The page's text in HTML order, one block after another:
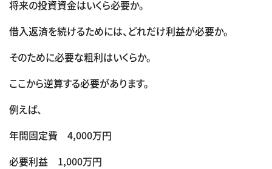
将来の投資資金はいくら必要か。
借入返済を続けるためには、どれだけ利益が必要か。
そのために必要な粗利はいくらか。
ここから逆算する必要があります。
例えば、
年間固定費 4,000万円
必要利益 1,000万円